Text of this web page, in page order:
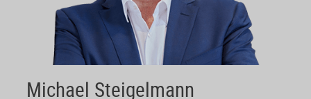
Michael Steigelmann